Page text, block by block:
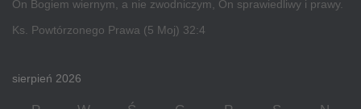
On Bogiem wiernym, a nie zwodniczym, On sprawiedliwy i prawy.
Ks. Powtórzonego Prawa (5 Moj) 32:4
sierpień 2026